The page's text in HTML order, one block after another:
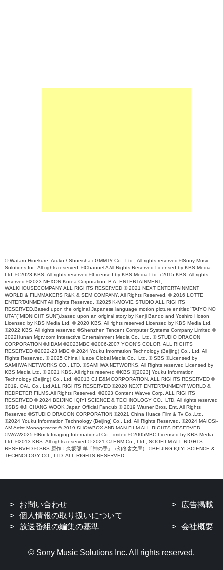
© Wataru Hinekure, Aruko / Shueisha cGMMTV Co., Ltd., All rights reserved ©Sony Music
Solutions Inc. All rights reserved. ©Channel A All Rights Reserved Licensed by KBS Media
Ltd. © 2023 KBS. All rights reserved ©Licensed by KBS Media Ltd. c2015 KBS. All rights
reserved ©2023 NEXON Korea Corporation, B.A. ENTERTAINMENT,
WALKHOUSECOMPANY ALL RIGHTS RESERVED © 2021 NEXT ENTERTAINMENT
WORLD & FILMMAKERS R&K & SEM COMPANY. All Rights Reserved. © 2016 LOTTE
ENTERTAINMENT All Rights Reserved. ©2025 K-MOVIE STUDIO ALL RIGHTS
RESERVED.Based upon the original Japanese language motion picture entitled"TAIYO NO
UTA"("MIDNIGHT SUN"),based upon an original story by Kenji Bando and Yoshiro Hoson
Licensed by KBS Media Ltd. © 2020 KBS. All rights reserved Licensed by KBS Media Ltd.
©2022 KBS. All rights reserved ©Shenzhen Tencent Computer Systems Company Limited ©
2022Hunan Mgtv.com Interactive Entertainment Media Co., Ltd. © STUDIO DRAGON
CORPORATION ©JIDAM ©2023MBC ©2006-2007 YOON'S COLOR. ALL RIGHTS
RESERVED ©2022-23 MBC © 2024 Youku Information Technology (Beijing) Co., Ltd. All
Rights Reserved. © 2025 China Huace Global Media Co., Ltd. © SBS ©Licensed by
SAMHWA NETWORKS CO., LTD. ©SAMHWA NETWORKS. All Rights reserved Licensed by
KBS Media Ltd. © 2021 KBS. All rights reserved ©KBS ©[2023] Youku Information
Technology (Beijing) Co., Ltd. ©2013 CJ E&M CORPORATION, ALL RIGHTS RESERVED ©
2019. OAL Co., Ltd ALL RIGHTS RESERVED ©2020 NEXT ENTERTAINMENT WORLD &
REDPETER FILMS.All Rights Reserved. ©2023 Content Wavve Corp. ALL RIGHTS
RESERVED © 2024 BEIJING IQIYI SCIENCE & TECHNOLOGY CO., LTD. All rights reserved
©SBS ©JI CHANG WOOK Japan Official Fanclub © 2019 Warner Bros. Ent. All Rights
Reserved ©STUDIO DRAGON CORPORATION ©2021 China Huace Film & Tv Co.,Ltd.
©2024 Youku Information Technology (Beijing) Co., Ltd. All Rights Reserved. ©2024 MAIOSi-
AM Artist Management © 2019 SHOWBOX AND MAN FILM ALL RIGHTS RESERVED.
©WAW2025 ©Rock Imaging International Co.,Limited © 2005MBC Licensed by KBS Media
Ltd. ©2013 KBS. All rights reserved © 2021 CJ ENM Co., Ltd., SOOFILM ALL RIGHTS
RESERVED © SBS 原作：久坂部 羊「神の手」（幻冬舎文庫） ©BEIJING IQIYI SCIENCE &
TECHNOLOGY CO., LTD. ALL RIGHTS RESERVED.
お問い合わせ
広告掲載
個人情報の取り扱いについて
放送番組の編集の基準
会社概要
© Sony Music Solutions Inc. All rights reserved.